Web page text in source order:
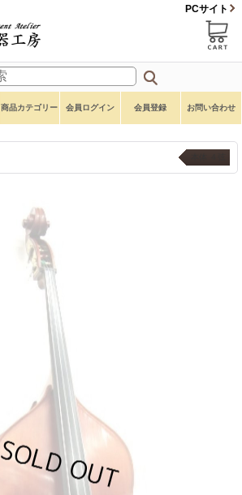
PCサイト
商品カテゴリー 会員ログイン 会員登録 お問い合わせ